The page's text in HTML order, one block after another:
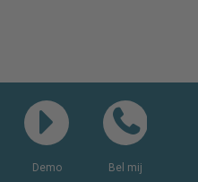
Demo Bel mij